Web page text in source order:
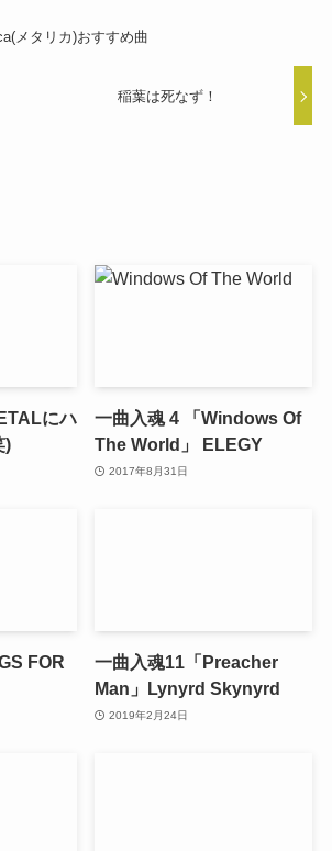
メタリカ)おすすめ曲
稲葉は死なず！
にハ
)
一曲入魂 4 「Windows Of
The World」 ELEGY
2017年8月31日
FOR
一曲入魂11「Preacher
Man」Lynyrd Skynyrd
2019年2月24日